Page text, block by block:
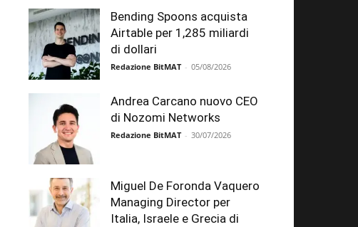
Bending Spoons acquista
Airtable per 1,285 miliardi
di dollari
Redazione BitMAT - 05/08/2026
Andrea Carcano nuovo CEO
di Nozomi Networks
Redazione BitMAT - 30/07/2026
Miguel De Foronda Vaquero
Managing Director per
Italia, Israele e Grecia di